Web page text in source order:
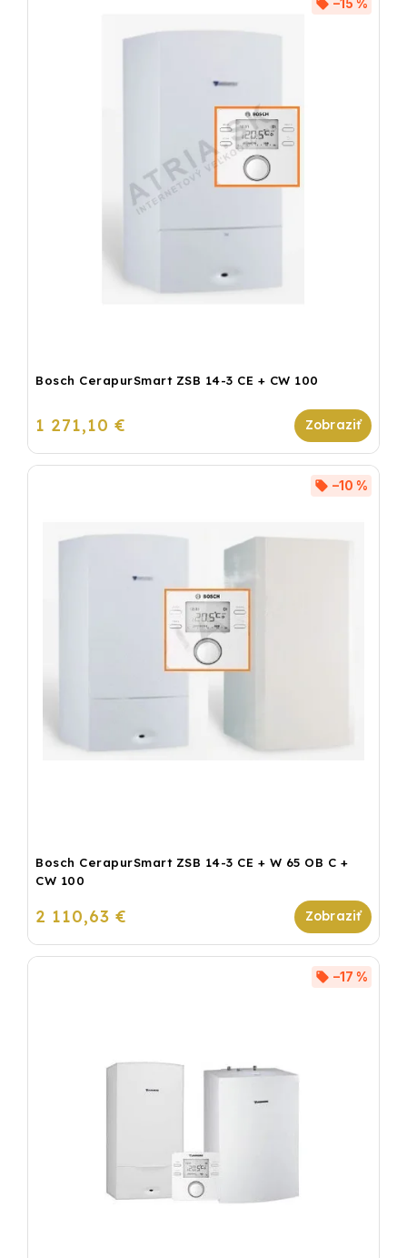
Bosch CerapurSmart ZSB 14-3 CE + CW 100
–15 %
1 271,10 €
Bosch CerapurSmart ZSB 14-3 CE + W 65 OB C +
CW 100
–10 %
2 110,63 €
–17 %